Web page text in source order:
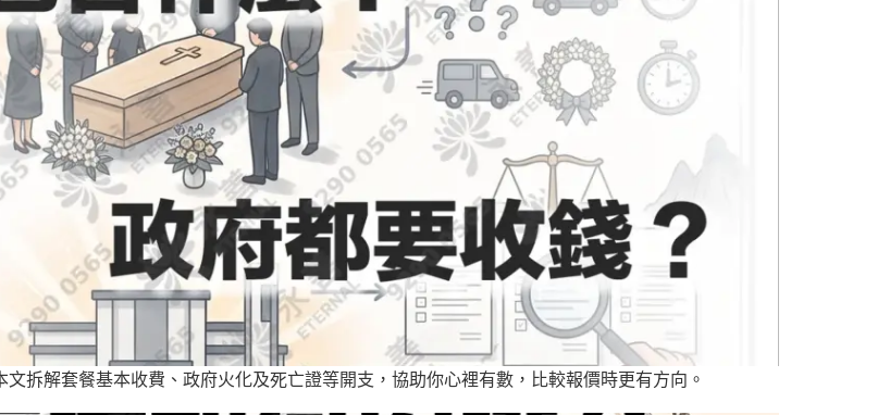
拆解套餐基本收費、政府火化及死亡證等開支，協助你心裡有數，比較報價時更有方向。